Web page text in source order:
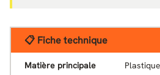
📋 Fiche technique
Matière principale